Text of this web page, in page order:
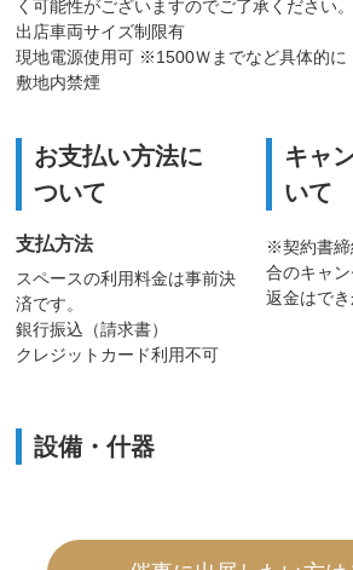
く可能性がございますのでご了承ください。
出店車両サイズ制限有
現地電源使用可 ※1500Ｗまでなど具体的に
敷地内禁煙
お支払い方法に
ついて
支払方法
スペースの利用料金は事前決
済です。
銀行振込（請求書）
クレジットカード利用不可
キャ
いて
※契約書締
合のキャ
返金はでき
設備・什器